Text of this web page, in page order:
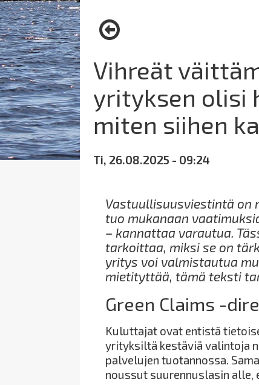
Vihreät
yrityksen olisi
miten siihen
Ti, 26.08.2025 - 09:24
Vastuullisuusviestintä on
tuo mukanaan
– kannattaa varautua.
tarkoittaa, miksi se on
yritys voi valmistautua
mietityttää, tämä teksti
Green Claims -
Kuluttajat ovat entistä
yrityksiltä kestäviä valintoja
palvelujen tuotannossa.
noussut suurennuslasin